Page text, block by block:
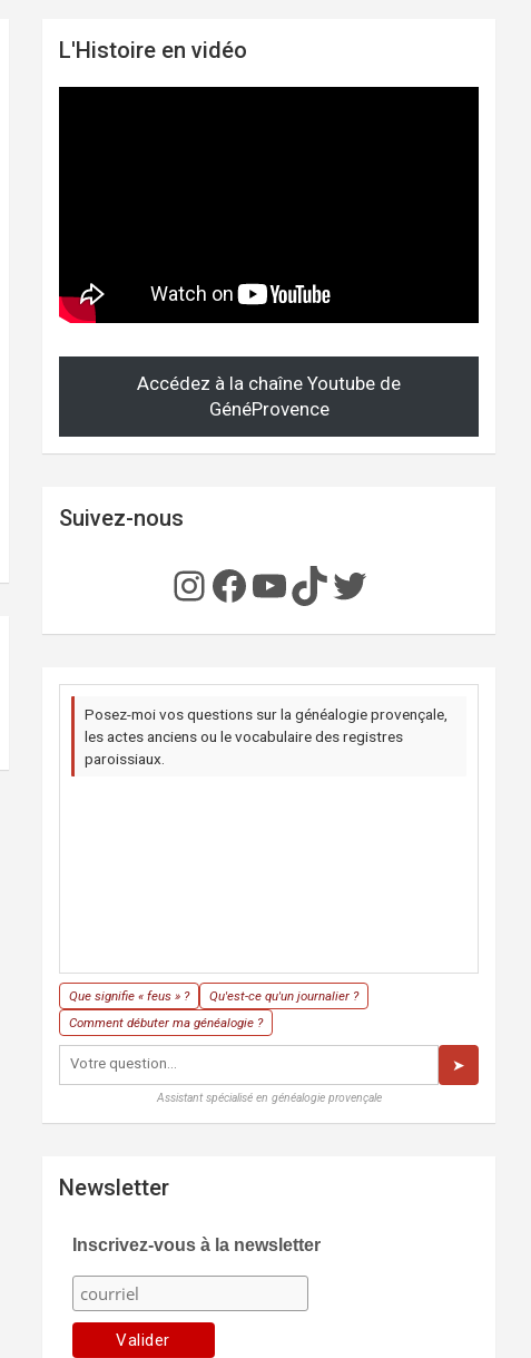
L'Histoire en vidéo
Accédez à la chaîne Youtube de
GénéProvence
Suivez-nous
Instagram
Facebook
YouTube
TikTok
Twitter
Posez-moi vos questions sur la généalogie provençale,
les actes anciens ou le vocabulaire des registres
paroissiaux.
Que signifie « feus » ?
Qu'est-ce qu'un journalier ?
Comment débuter ma généalogie ?
➤
Assistant spécialisé en généalogie provençale
Newsletter
Inscrivez-vous à la newsletter